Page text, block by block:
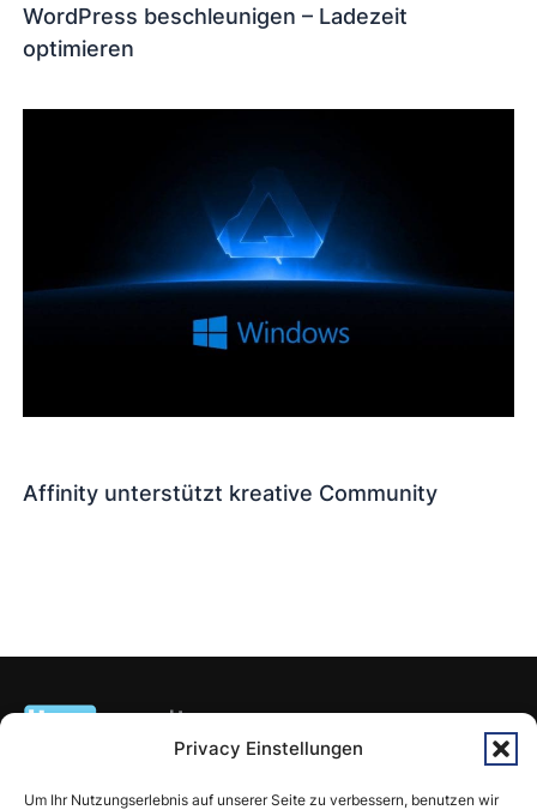
Privacy Einstellungen
Um Ihr Nutzungserlebnis auf unserer Seite zu verbessern, benutzen wir
WordPress beschleunigen – Ladezeit
optimieren
Affinity unterstützt kreative Community
linomedia ist deine WordPress Agentur im Waldviertel und in
Wien. Wir bieten WordPress Webdesign, SEO, Schulung, E-